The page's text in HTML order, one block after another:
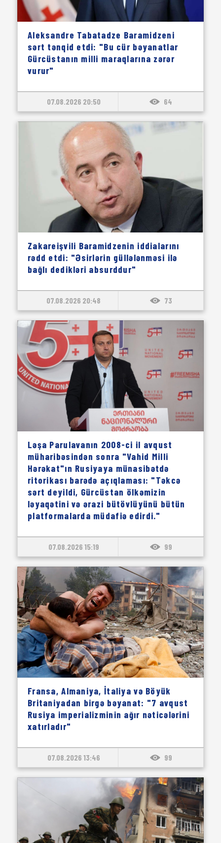
Aleksandre Tabatadze Baramidzeni
sərt tənqid etdi: "Bu cür bəyanatlar
Gürcüstanın milli maraqlarına zərər
vurur"
07.08.2026 20:50 64
Zakareişvili Baramidzenin iddialarını
rədd etdi: "Əsirlərin güllələnməsi ilə
bağlı dedikləri absurddur"
07.08.2026 20:48 73
Ləşa Parulavanın 2008-ci il avqust
müharibəsindən sonra "Vahid Milli
Hərəkat"ın Rusiyaya münasibətdə
ritorikası barədə açıqlaması: "Təkcə
sərt deyildi, Gürcüstan ölkəmizin
ləyaqətini və ərazi bütövlüyünü bütün
platformalarda müdafiə edirdi."
07.08.2026 15:19 99
Fransa, Almaniya, İtaliya və Böyük
Britaniyadan birgə bəyanat: "7 avqust
Rusiya imperializminin ağır nəticələrini
xatırladır"
07.08.2026 13:46 99